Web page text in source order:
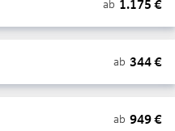
ab 1.175 €
ab 344€
ab 949€